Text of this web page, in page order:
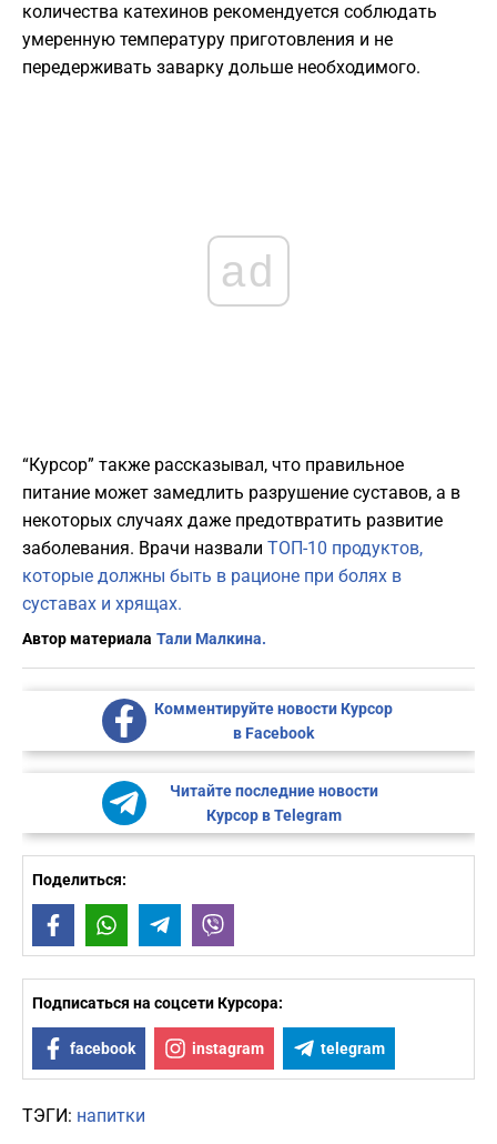
количества катехинов рекомендуется соблюдать
умеренную температуру приготовления и не
передерживать заварку дольше необходимого.
ad
“Курсор” также рассказывал, что правильное
питание может замедлить разрушение суставов, а в
некоторых случаях даже предотвратить развитие
заболевания. Врачи назвали ТОП-10 продуктов,
которые должны быть в рационе при болях в
суставах и хрящах.
Автор материала Тали Малкина.
Комментируйте новости Курсор
в Facebook
Читайте последние новости
Курсор в Telegram
Поделиться:
FacebookWhatsAppTelegram
Подписаться на соцсети Курсора:
facebook instagram telegram
ТЭГИ: напитки